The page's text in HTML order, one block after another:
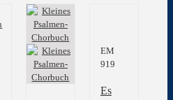
EM
919
Es